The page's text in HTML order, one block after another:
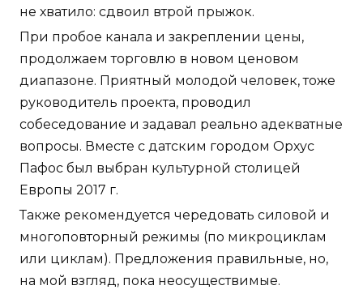
не хватило: сдвоил втрой прыжок.
При пробое канала и закреплении цены,
продолжаем торговлю в новом ценовом
диапазоне. Приятный молодой человек, тоже
руководитель проекта, проводил
собеседование и задавал реально адекватные
вопросы. Вместе с датским городом Орхус
Пафос был выбран культурной столицей
Европы 2017 г.
Также рекомендуется чередовать силовой и
многоповторный режимы (по микроциклам
или циклам). Предложения правильные, но,
на мой взгляд, пока неосуществимые.